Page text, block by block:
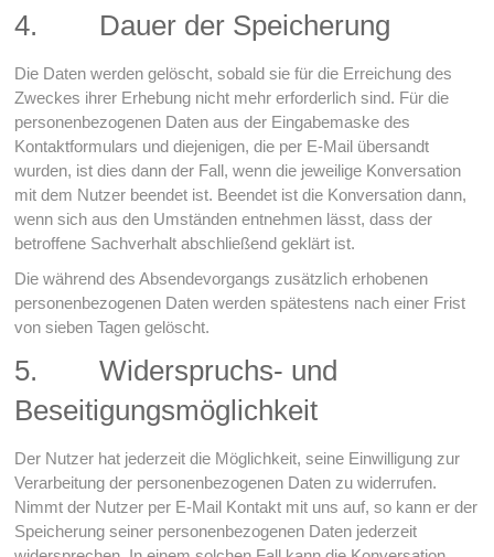
4. Dauer der Speicherung
Die Daten werden gelöscht, sobald sie für die Erreichung des
Zweckes ihrer Erhebung nicht mehr erforderlich sind. Für die
personenbezogenen Daten aus der Eingabemaske des
Kontaktformulars und diejenigen, die per E-Mail übersandt
wurden, ist dies dann der Fall, wenn die jeweilige Konversation
mit dem Nutzer beendet ist. Beendet ist die Konversation dann,
wenn sich aus den Umständen entnehmen lässt, dass der
betroffene Sachverhalt abschließend geklärt ist.
Die während des Absendevorgangs zusätzlich erhobenen
personenbezogenen Daten werden spätestens nach einer Frist
von sieben Tagen gelöscht.
5. Widerspruchs- und
Beseitigungsmöglichkeit
Der Nutzer hat jederzeit die Möglichkeit, seine Einwilligung zur
Verarbeitung der personenbezogenen Daten zu widerrufen.
Nimmt der Nutzer per E-Mail Kontakt mit uns auf, so kann er der
Speicherung seiner personenbezogenen Daten jederzeit